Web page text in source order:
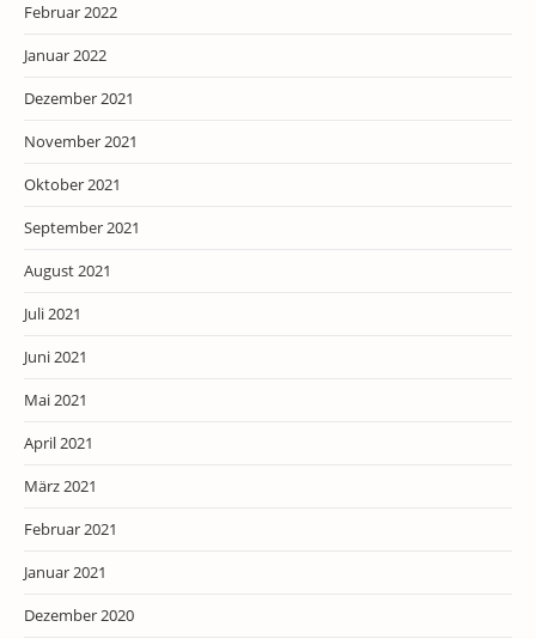
Februar 2022
Januar 2022
Dezember 2021
November 2021
Oktober 2021
September 2021
August 2021
Juli 2021
Juni 2021
Mai 2021
April 2021
März 2021
Februar 2021
Januar 2021
Dezember 2020